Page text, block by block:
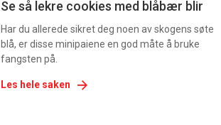
Ukens
vin
Se så lekre cookies med blåbær blir
Har du allerede sikret deg noen av skogens søte
blå, er disse minipaiene en god måte å bruke
fangsten på.
Les hele saken